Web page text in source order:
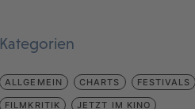
Kategorien
ALLGEMEIN CHARTS FESTIVALS
FILMKRITIK JETZT IM KINO